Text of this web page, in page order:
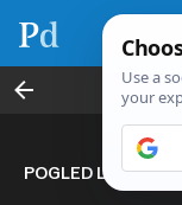
POGLED LIDERICE